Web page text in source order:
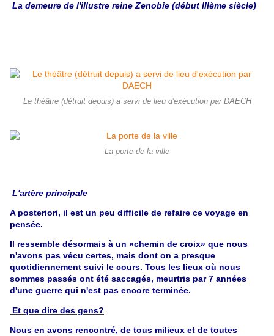
La demeure de l'illustre reine Zenobie (début IIIème siècle)
Le théâtre (détruit depuis) a servi de lieu d'exécution par DAECH
La porte de la ville
L'artère principale
A posteriori, il est un peu difficile de refaire ce voyage en
pensée.
Il ressemble désormais à un «chemin de croix» que nous
n'avons pas vécu certes, mais dont on a presque
quotidiennement suivi le cours. Tous les lieux où nous
sommes passés ont été saccagés, meurtris par 7 années
d'une guerre qui n'est pas encore terminée.
Et que dire des gens?
Nous en avons rencontré, de tous milieux et de toutes